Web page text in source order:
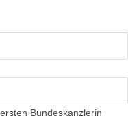
Bundeskanzlerin